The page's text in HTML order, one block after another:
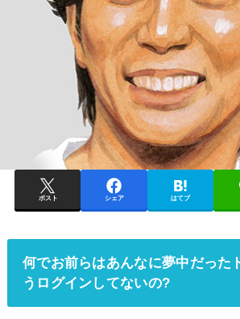
ポスト シェア はてブ
何でお前らはあんなに夢中だった
うログインしてないの?